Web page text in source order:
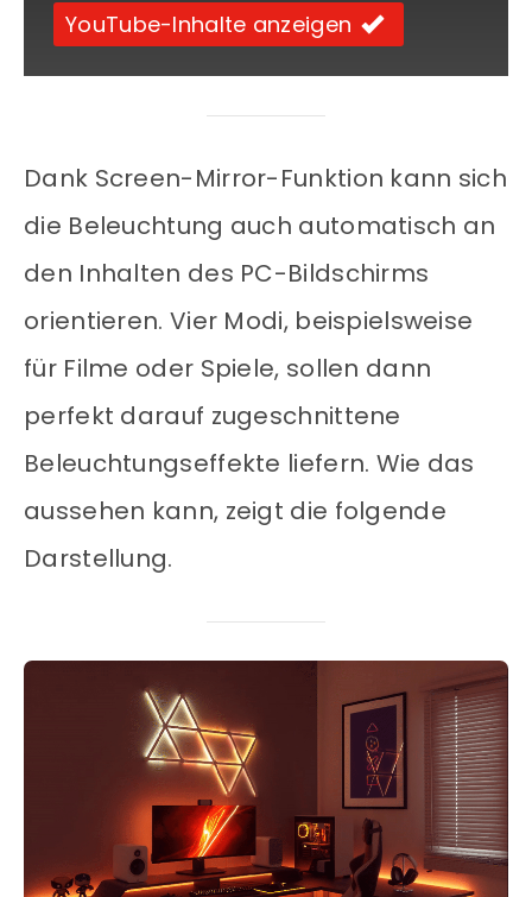
YouTube-Inhalte anzeigen
Dank Screen-Mirror-Funktion kann sich
die Beleuchtung auch automatisch an
den Inhalten des PC-Bildschirms
orientieren. Vier Modi, beispielsweise
für Filme oder Spiele, sollen dann
perfekt darauf zugeschnittene
Beleuchtungseffekte liefern. Wie das
aussehen kann, zeigt die folgende
Darstellung.